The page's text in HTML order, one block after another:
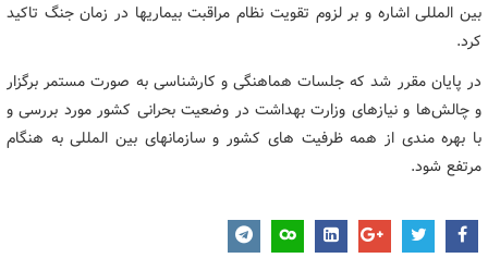
بین المللی اشاره و بر لزوم تقویت نظام مراقبت بیماریها در زمان جنگ تاکید
کرد.
در پایان مقرر شد که جلسات هماهنگی و کارشناسی به صورت مستمر برگزار
و چالش‌ها و نیازهای وزارت بهداشت در وضعیت بحرانی کشور مورد بررسی و
با بهره مندی از همه ظرفیت های کشور و سازمانهای بین المللی به هنگام
مرتفع شود.